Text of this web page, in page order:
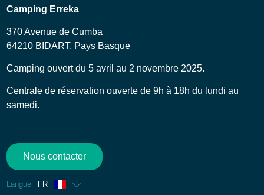
Camping Erreka
370 Avenue de Cumba
64210 BIDART, Pays Basque
Camping ouvert du 5 avril au 2 novembre 2025.
Centrale de réservation ouverte de 9h à 18h du lundi au
samedi.
Nous contacter
Langue FR